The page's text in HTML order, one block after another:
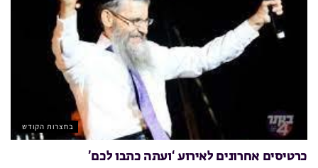
בחצרות הקודש
כרטיסים אחרונים לאירוע ‘ועתה כתבו לכם’